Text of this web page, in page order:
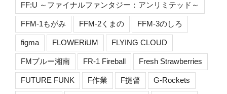
FF:U ～ファイナルファンタジー：アンリミテッド～
FFM-1もがみ FFM-2くまの FFM-3のしろ
figma FLOWERiUM FLYING CLOUD
FMブルー湘南 FR-1 Fireball Fresh Strawberries
FUTURE FUNK F作業 F提督 G-Rockets